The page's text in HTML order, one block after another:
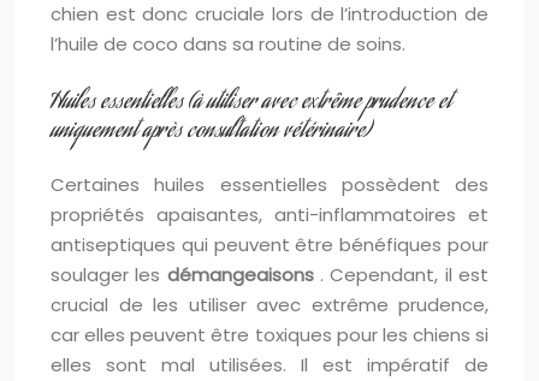
chien est donc cruciale lors de l’introduction de
l’huile de coco dans sa routine de soins.
Huiles essentielles (à utiliser avec extrême prudence et
uniquement après consultation vétérinaire)
Certaines huiles essentielles possèdent des
propriétés apaisantes, anti-inflammatoires et
antiseptiques qui peuvent être bénéfiques pour
soulager les démangeaisons . Cependant, il est
crucial de les utiliser avec extrême prudence,
car elles peuvent être toxiques pour les chiens si
elles sont mal utilisées. Il est impératif de